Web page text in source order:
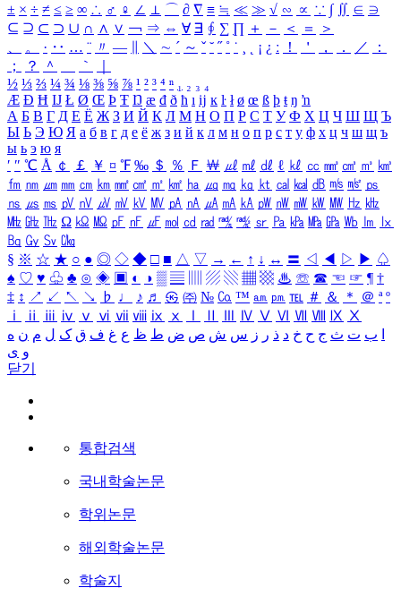
± × ÷ ≠ ≤ ≥ ∞ ∴ ♂ ♀ ∠ ⊥ ⌒ ∂ ∇ ≡ ≒ ≪ ≫ √ ∽ ∝ ∵ ∫ ∬ ∈ ∋
⊆ ⊇ ⊂ ⊃ ∪ ∩ ∧ ∨ ￢ ⇒ ⇔ ∀ ∃ ∮ ∑ ∏ ＋ － ＜ ＝
＞
、
。 · ‥ … ¨ 〃 ― ＼ ∼ ´ ～ ˇ ˘ ˝ ˚ ˙ ¸ ¡ ¿ ː ！ ＇ ， ． ／
：
；
？ ＾ ｀
½ ⅓ ⅔ ¼ ¾ ⅛ ⅜ ⅝ ⅞ ¹ ² ³ ⁴ ⁿ ₁ ₂ ₃ ₄
Æ Ð Ħ Ĳ Ł Ø Œ Þ Ŧ Ŋ æ đ ð ħ ı ĳ ĸ ŀ ł ø œ ß þ ŧ ŋ ŉ
А Б В Г Д Е Ё Ж З И Й К Л М Н О П Р С Т У Ф Х Ц Ч Ш Щ Ъ
Ы Ь Э Ю Я а б в г д е ё ж з и й к л м н о п р с т у ф х ц ч ш щ ъ
ы ь э ю я
′ ″ ℃ Å ￠ ￡ ￥ ¤ ℉ ‰ ＄ ％ Ｆ ￦ ㎕ ㎖ ㎗ ℓ ㎘ ㏄ ㎣ ㎤ ㎥ ㎦
㎙ ㎚ ㎛ ㎜ ㎝ ㎞ ㎟ ㎠ ㎡ ㎢ ㏊ ㎍ ㎎ ㎏ ㏏ ㎈ ㎉ ㏈ ㎧ ㎨ ㎰
㎱ ㎲ ㎳ ㎴ ㎵ ㎶ ㎷ ㎸ ㎹ ㎀ ㎁ ㎂ ㎃ ㎄ ㎺ ㎻ ㎽ ㎾ ㎿ ㎐ ㎑
㎒ ㎓ ㎔ Ω ㏀ ㏁ ㎊ ㎋ ㎌ ㏖ ㏅ ㎭ ㎮ ㎯ ㏛ ㎩ ㎪ ㎫ ㎬ ㏝ ㏐
㏓
㏃ ㏉ ㏜ ㏆
§ ※ ☆ ★ ○ ● ◎ ◇ ◆ □ ■ △ ▽ → ← ↑ ↓ ↔ 〓 ◁ ◀ ▷ ▶ ♤
♠ ♡ ♥ ♧ ♣ ⊙ ◈ ▣ ◐ ◑ ▒ ▤ ▨ ▧ ▦ ▩ ♨ ☏ ☎ ☜ ☞ ¶ †
‡ ↕ ↗ ↙ ↖ ↘ ♭ ♩ ♪ ♬ ㉿ ㈜ № ㏇ ™ ㏂ ㏘ ℡ ＃ ＆ ＊ ＠ ª º
ⅰ
ⅱ ⅲ ⅳ ⅴ ⅵ ⅶ ⅷ ⅸ ⅹ Ⅳ Ⅴ Ⅵ Ⅶ Ⅷ Ⅸ Ⅹ
ب ت ث ج ح خ د ذ ر ز س ش ص ض ط ظ ع غ ف ق ک ل م ن ه
و ی
닫기
통합검색
국내학술논문
학위논문
해외학술논문
학술지